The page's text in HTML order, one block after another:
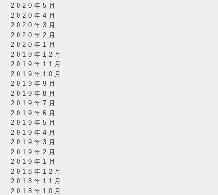
2020年5月
2020年4月
2020年3月
2020年2月
2020年1月
2019年12月
2019年11月
2019年10月
2019年9月
2019年8月
2019年7月
2019年6月
2019年5月
2019年4月
2019年3月
2019年2月
2019年1月
2018年12月
2018年11月
2018年10月